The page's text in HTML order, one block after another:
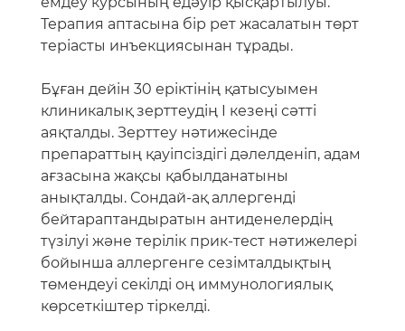
Терапия аптасына бір рет жасалатын төрт
теріасты инъекциясынан тұрады.
Бұған дейін 30 еріктінің қатысуымен
клиникалық зерттеудің I кезеңі сәтті
аяқталды. Зерттеу нәтижесінде
препараттың қауіпсіздігі дәлелденіп, адам
ағзасына жақсы қабылданатыны
анықталды. Сондай-ақ аллергенді
бейтараптандыратын антиденелердің
түзілуі және терілік прик-тест нәтижелері
бойынша аллергенге сезімталдықтың
төмендеуі секілді оң иммунологиялық
көрсеткіштер тіркелді.